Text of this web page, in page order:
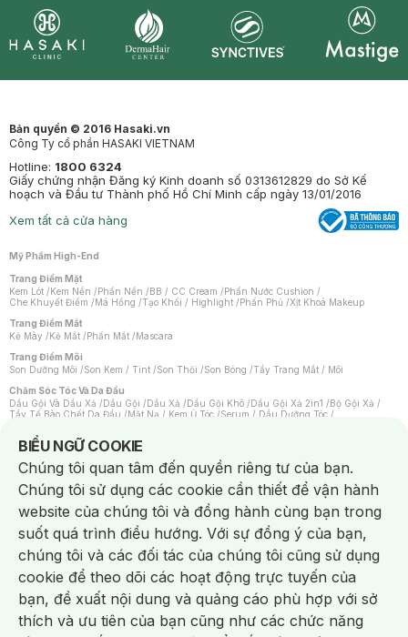
Bản quyền © 2016 Hasaki.vn
Công Ty cổ phần HASAKI VIETNAM
Hotline: 1800 6324
Giấy chứng nhận Đăng ký Kinh doanh số 0313612829 do Sở Kế
hoạch và Đầu tư Thành phố Hồ Chí Minh cấp ngày 13/01/2016
Xem tất cả cửa hàng
Mỹ Phẩm High-End
Trang Điểm Mặt
Kem Lót /Kem Nền /Phấn Nền /BB / CC Cream /Phấn Nước Cushion /
Che Khuyết Điểm /Má Hồng /Tạo Khối / Highlight /Phấn Phủ /Xịt Khoá Makeup
Trang Điểm Mắt
Kẻ Mày /Kẻ Mắt /Phấn Mắt /Mascara
Trang Điểm Môi
Son Dưỡng Môi /Son Kem / Tint /Son Thỏi /Son Bóng /Tẩy Trang Mắt / Môi
Chăm Sóc Tóc Và Da Đầu
Dầu Gội Và Dầu Xả /Dầu Gội /Dầu Xả /Dầu Gội Khô /Dầu Gội Xả 2in1 /Bộ Gội Xả /
Tẩy Tế Bào Chết Da Đầu /Mặt Nạ / Kem Ủ Tóc /Serum / Dầu Dưỡng Tóc /
Máy Sấy Tóc
Lược
Kem Tẩy Lông/Dụng Cụ Tẩy Lông
Nước Hoa
Nước Hoa Nam Nước Hoa Cao Cấp Xịt Thơm Toàn Thân
Nước Hoa Vùng Kín
Chăm Sóc Cá Nhân
Chống Muỗi
Khẩu Trang Máy Massage Mặt Nạ Xông Hơi/Nước Rửa Tay
Sản Phẩm Chăm Sóc Khác/ Bàn Chải Đánh Răng /Bàn Chải Điện/
Hỗ Trợ Trắng Răng / Kem Đánh Răng Máy Tăm Nước Nước Súc Miệng
Tăm / Chỉ Nha Khoa /Xịt Thơm Miệng / Dung Dịch Vệ Sinh/Dưỡng Vùng Kín/
Khăn Ướt Vệ Sinh Vùng Kín
/Băng Vệ Sinh Tampon Bọt Cạo Râu Dao Cạo Râu/
Máy Cạo Râu
Vấn Đề Về Da
BIỂU NGỮ COOKIE
Notice about cookies usage
Chúng tôi quan tâm đến quyền riêng tư của bạn.
Chúng tôi sử dụng các cookie cần thiết để vận hành
website của chúng tôi và đồng hành cùng bạn trong
suốt quá trình điều hướng. Với sự đồng ý của bạn,
chúng tôi và các đối tác của chúng tôi cũng sử dụng
cookie để theo dõi các hoạt động trực tuyến của
bạn, đề xuất nội dung và quảng cáo phù hợp với sở
thích và ưu tiên của bạn cũng như các chức năng